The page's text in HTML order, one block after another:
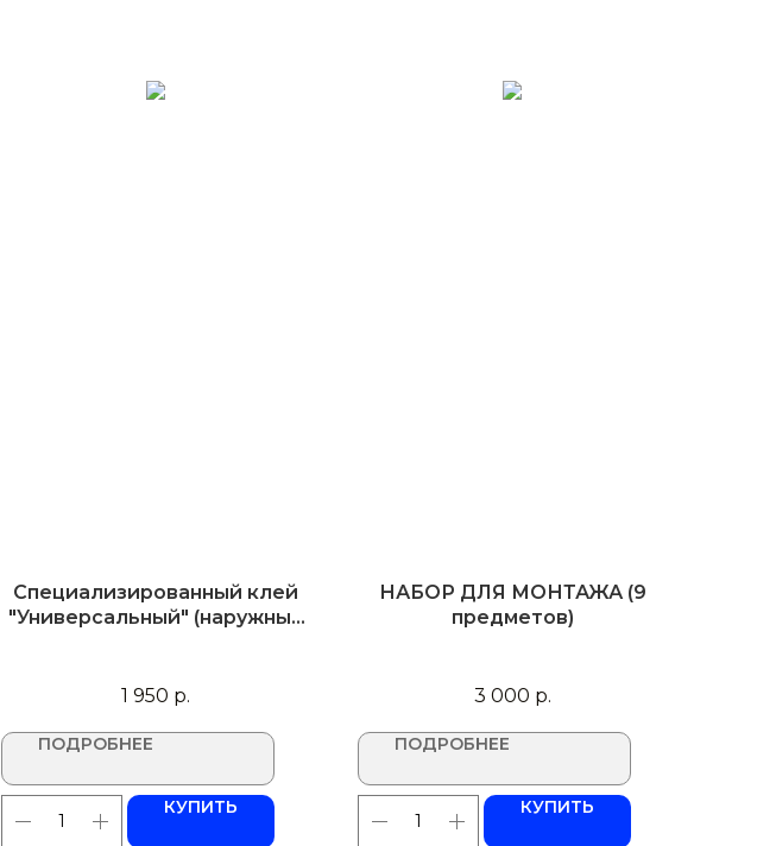
Специализированный клей
"Универсальный" (наружные
1 950 р.
ПОДРОБНЕЕ
КУПИТЬ
НАБОР ДЛЯ МОНТАЖА (9
предметов)
3 000 р.
ПОДРОБНЕЕ
КУПИТЬ